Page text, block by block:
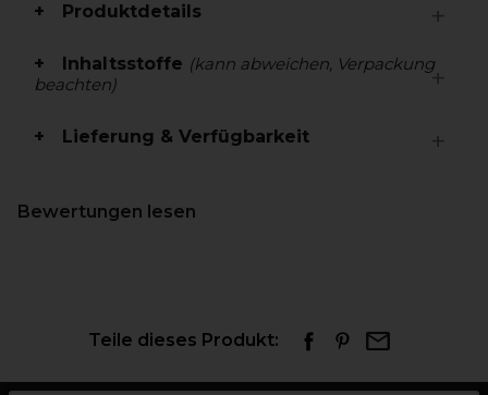
Produktdetails
Inhaltsstoffe (kann abweichen, Verpackung
beachten)
Lieferung & Verfügbarkeit
Bewertungen lesen
Teile dieses Produkt: